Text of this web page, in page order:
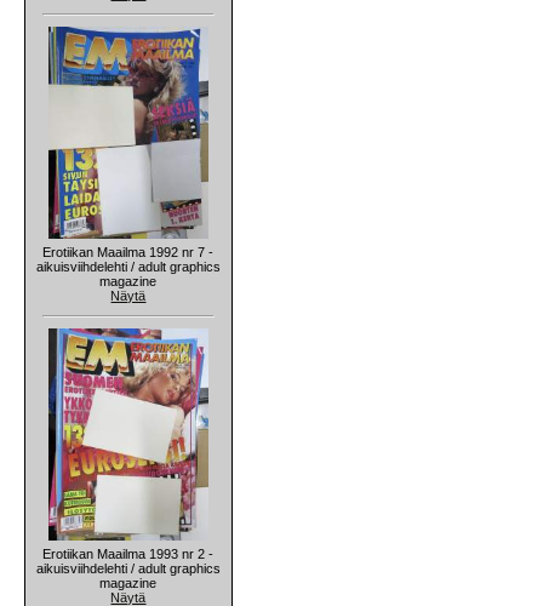
Erotiikan Maailma 1992 nr 7 -
aikuisviihdelehti / adult graphics
magazine
Näytä
Erotiikan Maailma 1993 nr 2 -
aikuisviihdelehti / adult graphics
magazine
Näytä